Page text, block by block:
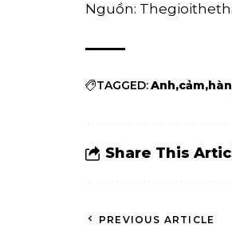
Nguồn:
TAGGED:Anh cảm
Share This
PREVIOUS ARTICLE